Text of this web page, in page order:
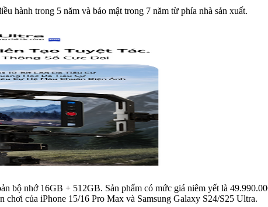
hành trong 5 năm và bảo mật trong 7 năm từ phía nhà sản xuất.
nhớ 16GB + 512GB. Sản phẩm có mức giá niêm yết là
chơi của iPhone 15/16 Pro Max và Samsung Galaxy S24/S25 Ultra.